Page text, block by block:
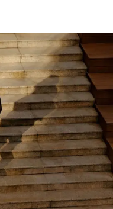
une ferveur intacte.